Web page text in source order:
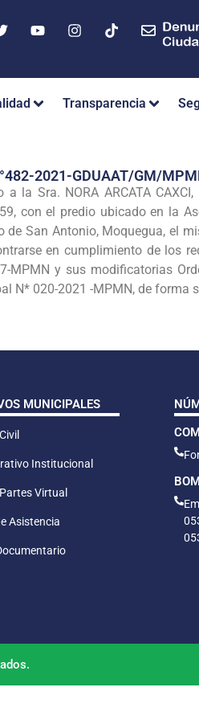
Transparencia
2021-GDUAAT/GM/
la Sra. NORA ARCATA
con el predio ubicado en la
de San Antonio, Moquegua, el
en cumplimiento de los
MPMN y sus modificatorias
N* 020-2021 -MPMN, de forma
MUNICIPALES
Institucional
Virtual
Asistencia